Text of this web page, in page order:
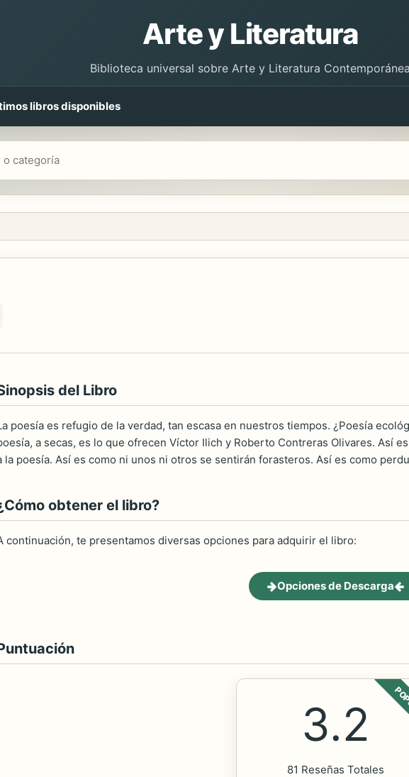
Arte y Literatura
Biblioteca universal sobre Arte y Literatura
libros disponibles
del Libro
poesía es refugio de la verdad, tan escasa en nuestros tiempos. ¿Poesía
a secas, es lo que ofrecen Víctor Ilich y Roberto Contreras Olivares. Así
la poesía. Así es como ni unos ni otros se sentirán forasteros. Así es como
obtener el libro?
continuación, te presentamos diversas opciones para adquirir el libro:
Opciones de Descarga
3.2
81 Reseñas Totales